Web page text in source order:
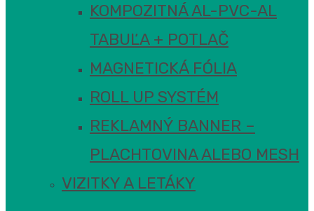
KOMPOZITNÁ AL-PVC-AL
TABUĽA + POTLAČ
MAGNETICKÁ FÓLIA
ROLL UP SYSTÉM
REKLAMNÝ BANNER –
PLACHTOVINA ALEBO MESH
VIZITKY A LETÁKY